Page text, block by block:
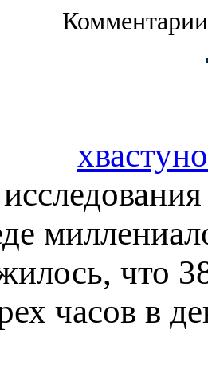
что
часов в